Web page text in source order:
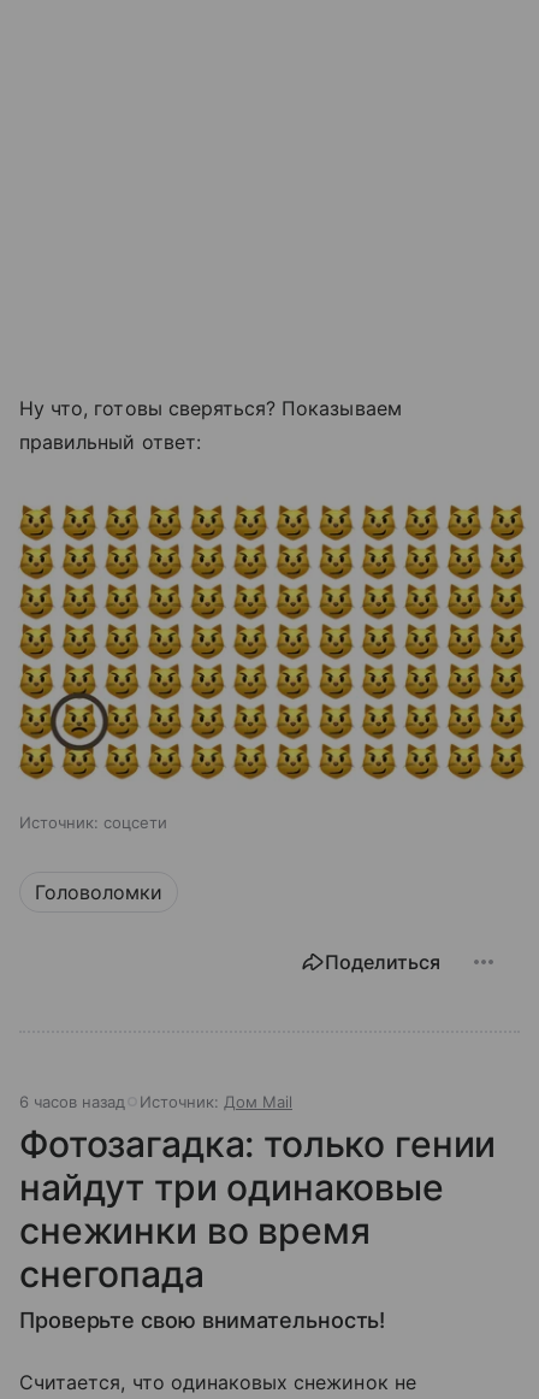
Ну что, готовы сверяться? Показываем
правильный ответ:
Источник: соцсети
Головоломки
Поделиться
6 часов назад Источник: Дом Mail
Фотозагадка: только гении
найдут три одинаковые
снежинки во время
снегопада
Проверьте свою внимательность!
Считается, что одинаковых снежинок не